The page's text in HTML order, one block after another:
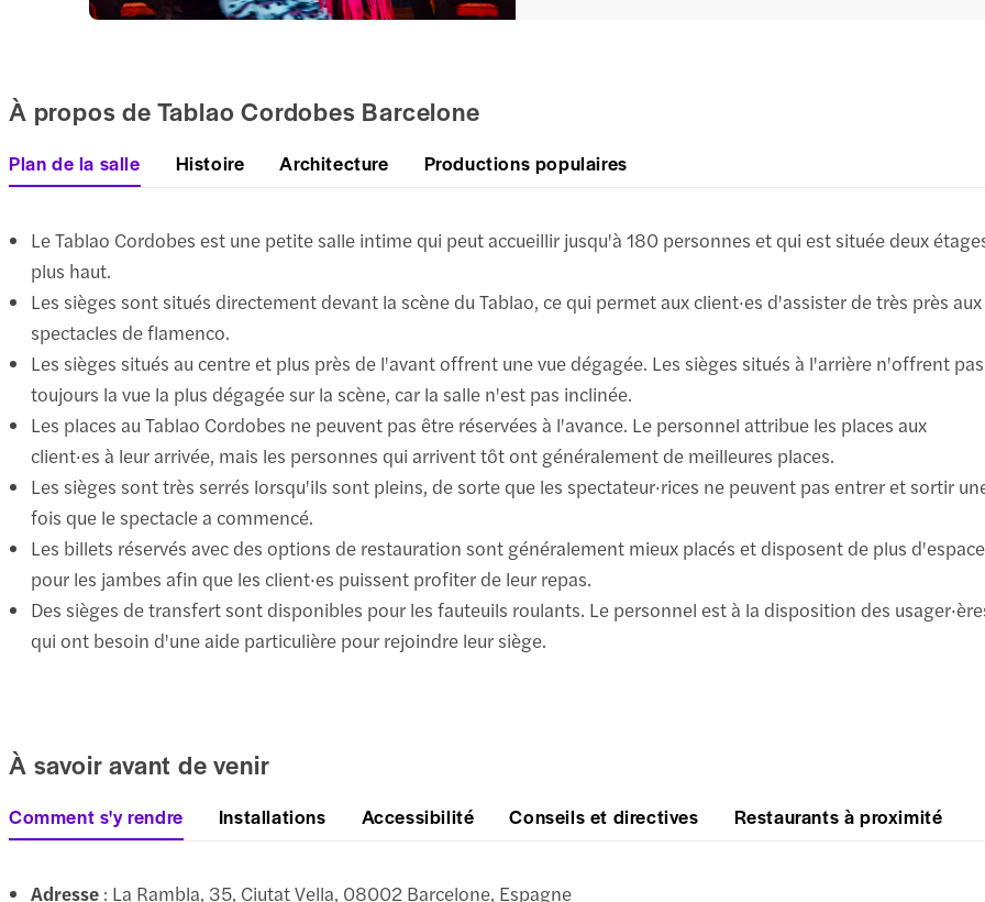
À propos de Tablao Cordobes Barcelone
Plan de la salle Histoire Architecture Productions populaires
Le Tablao Cordobes est une petite salle intime qui peut accueillir jusqu'à 180 personnes et qui est située deux
plus haut.
Les sièges sont situés directement devant la scène du Tablao, ce qui permet aux client·es d'assister de très près aux
spectacles de flamenco.
Les sièges situés au centre et plus près de l'avant offrent une vue dégagée. Les sièges situés à l'arrière n'offrent pas
toujours la vue la plus dégagée sur la scène, car la salle n'est pas inclinée.
Les places au Tablao Cordobes ne peuvent pas être réservées à l'avance. Le personnel attribue les places aux
client·es à leur arrivée, mais les personnes qui arrivent tôt ont généralement de meilleures places.
Les sièges sont très serrés lorsqu'ils sont pleins, de sorte que les spectateur·rices ne peuvent pas entrer et sortir
fois que le spectacle a commencé.
Les billets réservés avec des options de restauration sont généralement mieux placés et disposent de plus d'espace
pour les jambes afin que les client·es puissent profiter de leur repas.
Des sièges de transfert sont disponibles pour les fauteuils roulants. Le personnel est à la disposition des
qui ont besoin d'une aide particulière pour rejoindre leur siège.
À savoir avant de venir
Comment s'y rendre Installations Accessibilité Conseils et directives Restaurants à proximité
Adresse : La Rambla, 35, Ciutat Vella, 08002 Barcelone, Espagne